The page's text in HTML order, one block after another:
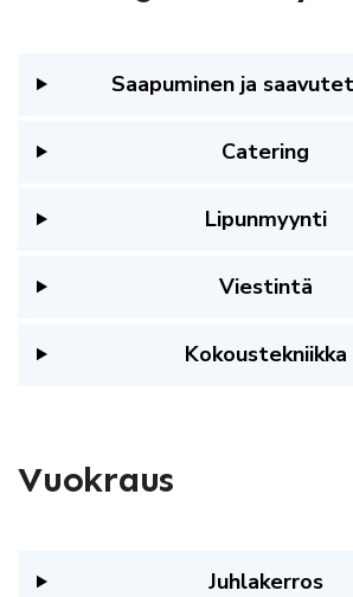
Saapuminen ja
Catering
Lipunmyynti
Viestintä
Kokoustekniikka
Vuokraus
Juhlakerros